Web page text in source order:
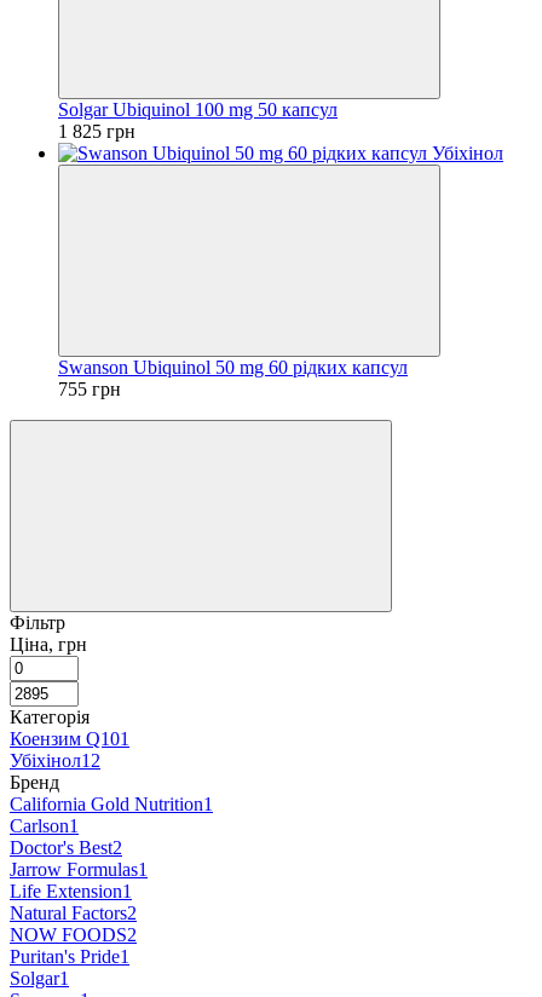
Solgar Ubiquinol 100 mg 50 капсул
1 825 грн
Swanson Ubiquinol 50 mg 60 рідких капсул
755 грн
Фільтр
Ціна, грн
Категорія
Коензим Q101
Убіхінол12
Бренд
California Gold Nutrition1
Carlson1
Doctor's Best2
Jarrow Formulas1
Life Extension1
Natural Factors2
NOW FOODS2
Puritan's Pride1
Solgar1